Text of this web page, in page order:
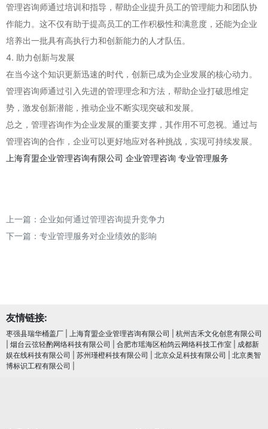
管理咨询师通过培训和指导，帮助企业提升员工的管理能力和团队协
作能力。这不仅有助于提高员工的工作积极性和满意度，还能为企业
培养出一批具有高执行力和创新能力的人才队伍。
4. 助力创新与发展
在当今这个知识更新迅速的时代，创新已成为企业发展的核心动力。
管理咨询师通过引入先进的管理理念和方法，帮助企业打破思维定
势，激发创新潜能，推动企业不断实现突破和发展。
总之，管理咨询作为企业发展的重要支撑，其作用不可忽视。通过与
管理咨询的合作，企业可以更好地应对各种挑战，实现可持续发展。
上海育盟企业管理咨询有限公司 企业管理咨询 专业管理服务
上一篇： 企业如何通过管理咨询提升竞争力
下一篇： 专业管理服务对企业绩效的影响
友情链接:
枣强县瑞华桶盖厂 上海育盟企业管理咨询有限公司
杭州吉禾文化创意有限公司
烟台云弦轻酌网络科技有限公司 合肥市瑶海区柏鸽云网络科技工作室
成都新
娱在线科技有限公司
苏州瑾橙科技有限公司 北京众足科技有限公司
北京奥智
博标识工程有限公司